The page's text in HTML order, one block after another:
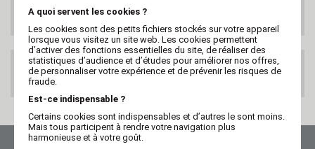
SATISFAIT OU
REMBOURSE
PAIEMENT 100%
SECURISE
A quoi servent les cookies ?
Les cookies sont des petits fichiers stockés sur votre appareil
lorsque vous visitez un site web. Les cookies permettent
d’activer des fonctions essentielles du site, de réaliser des
statistiques d’audience et d’études pour améliorer nos offres,
de personnaliser votre expérience et de prévenir les risques de
fraude.
Est-ce indispensable ?
Certains cookies sont indispensables et d’autres le sont moins.
Mais tous participent à rendre votre navigation plus
harmonieuse et à votre goût.